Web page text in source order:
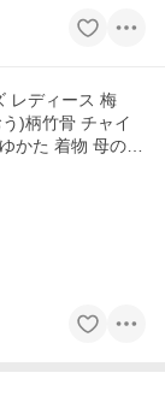
ディース 梅
)柄竹骨 チャイ
かた 着物 母の日